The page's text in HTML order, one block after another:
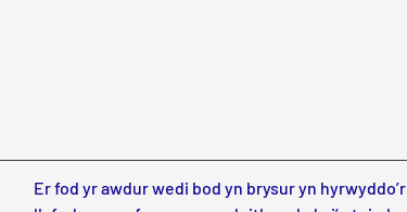
Er fod yr awdur wedi bod yn brysur yn hyrwyddo’r